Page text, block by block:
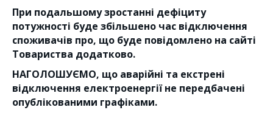
При подальшому зростанні дефіциту
потужності буде збільшено час відключення
споживачів про, що буде повідомлено на сайті
Товариства додатково.
НАГОЛОШУЄМО, що аварійні та екстрені
відключення електроенергії не передбачені
опублікованими графіками.